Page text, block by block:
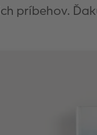
príbehov.